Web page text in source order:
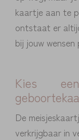
kaartje aan te
ontstaat er
bij jouw wensen
Kies
De
verkrijgbaar in